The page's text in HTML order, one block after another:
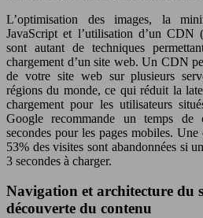
L’optimisation des images, la
JavaScript et l’utilisation d’un
sont autant de techniques
chargement d’un site web. Un CDN
de votre site web sur plusieurs
régions du monde, ce qui réduit la
chargement pour les utilisateurs
Google recommande un temps de
secondes pour les pages mobiles.
53% des visites sont abandonnées si
3 secondes à charger.
Navigation et architecture du
découverte du contenu